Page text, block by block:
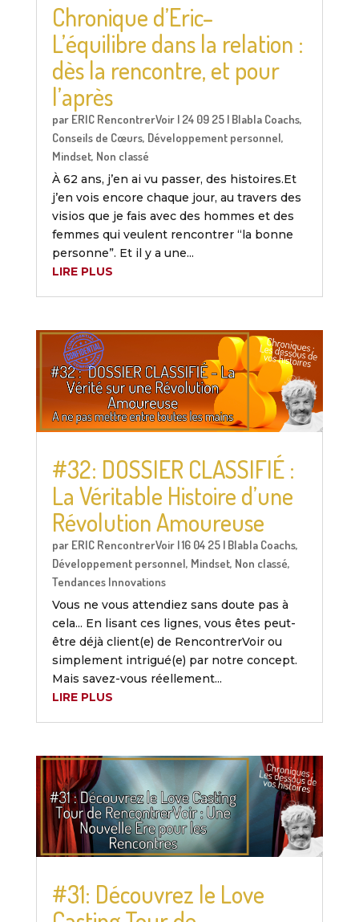
Chronique d’Eric–
L’équilibre dans la relation :
dès la rencontre, et pour
l’après
par ERIC RencontrerVoir| 24 09 25| Blabla Coachs,
Conseils de Cœurs, Développement personnel,
Mindset, Non classé
À 62 ans, j’en ai vu passer, des histoires.Et
j’en vois encore chaque jour, au travers des
visios que je fais avec des hommes et des
femmes qui veulent rencontrer “la bonne
personne”. Et il y a une...
LIRE PLUS
#32: DOSSIER CLASSIFIÉ :
La Véritable Histoire d’une
Révolution Amoureuse
par ERIC RencontrerVoir|16 04 25| Blabla Coachs,
Développement personnel, Mindset, Non classé,
Tendances Innovations
Vous ne vous attendiez sans doute pas à
cela... En lisant ces lignes, vous êtes peut-
être déjà client(e) de RencontrerVoir ou
simplement intrigué(e) par notre concept.
Mais savez-vous réellement...
LIRE PLUS
#31: Découvrez le Love